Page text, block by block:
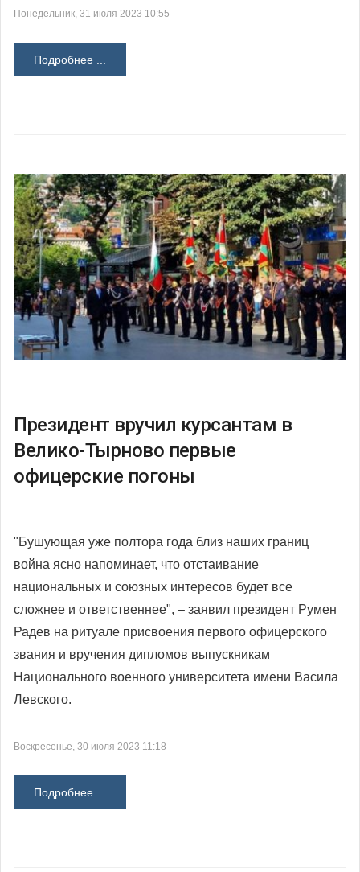
Понедельник, 31 июля 2023 10:55
Подробнее ...
Президент вручил курсантам в
Велико-Тырново первые
офицерские погоны
"Бушующая уже полтора года близ наших границ
война ясно напоминает, что отстаивание
национальных и союзных интересов будет все
сложнее и ответственнее", – заявил президент Румен
Радев на ритуале присвоения первого офицерского
звания и вручения дипломов выпускникам
Национального военного университета имени Васила
Левского.
Воскресенье, 30 июля 2023 11:18
Подробнее ...